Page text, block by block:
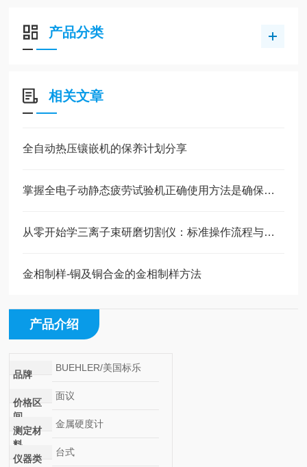
产品分类
相关文章
全自动热压镶嵌机的保养计划分享
掌握全电子动静态疲劳试验机正确使用方法是确保测试数据准确性的关键
从零开始学三离子束研磨切割仪：标准操作流程与使用要点
金相制样-铜及铜合金的金相制样方法
产品介绍
品牌
BUEHLER/美国标乐
价格区
间
面议
测定材
料
金属硬度计
仪器类
台式